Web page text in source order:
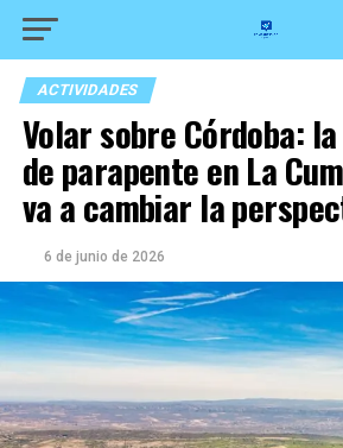
ACTIVIDADES
Volar sobre Córdoba:
de parapente en La
va a cambiar la
6 de junio de 2026